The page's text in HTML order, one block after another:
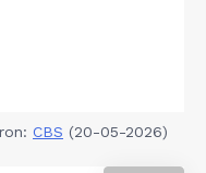
CBS (20-05-2026)